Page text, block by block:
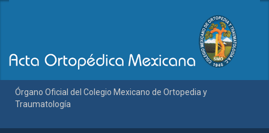
Órgano Oficial del Colegio Mexicano de Ortopedia y
Traumatología